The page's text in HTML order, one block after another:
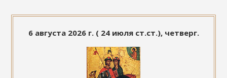
6 августа 2026 г. ( 24 июля ст.ст.), четверг.